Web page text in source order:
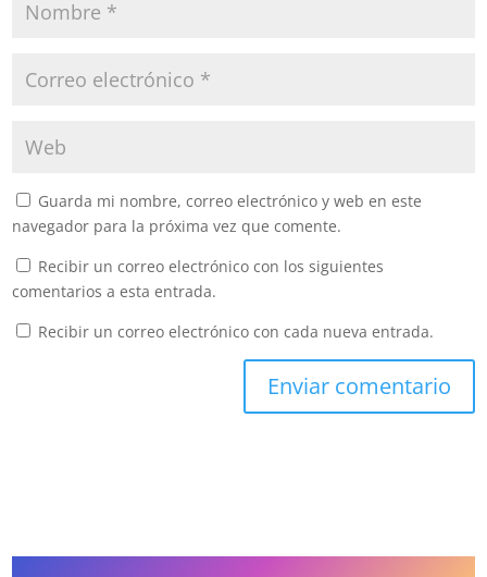
Guarda mi nombre, correo electrónico y web en este
navegador para la próxima vez que comente.
Recibir un correo electrónico con los siguientes
comentarios a esta entrada.
Recibir un correo electrónico con cada nueva entrada.